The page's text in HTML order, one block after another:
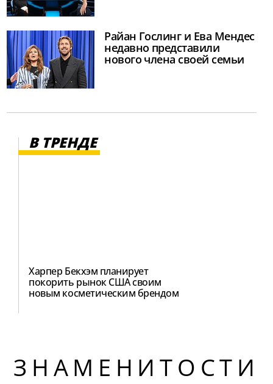
Райан Гослинг и Ева Мендес
недавно представили
нового члена своей семьи
В ТРЕНДЕ
Харпер Бекхэм планирует
покорить рынок США своим
новым косметическим брендом
ЗНАМЕНИТОСТИ